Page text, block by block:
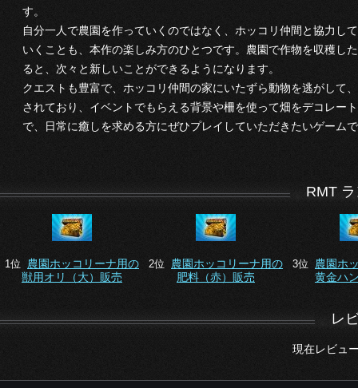
す。
自分一人で農園を作っていくのではなく、ホッコリ仲間と協力し
いくことも、本作の楽しみ方のひとつです。農園で作物を収穫し
ると、次々と新しいことができるようになります。
クエストも豊富で、ホッコリ仲間の家にいたずら動物を逃がして
されており、イベントでもらえる背景や柵を使って畑をデコレー
で、日常に癒しを求める方にぜひプレイしていただきたいゲーム
RMT
1位 農園ホッコリーナ用の
獣用オリ（大）販売
2位 農園ホッコリーナ用の
肥料（赤）販売
3位 農園ホ
黄金ハ
レ
現在レビュ